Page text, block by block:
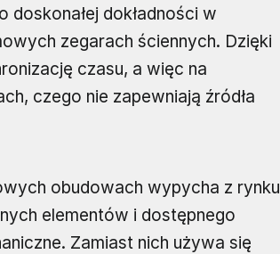
dokładności w
zegarach ściennych. Dzięki
czasu, a więc na
czego nie zapewniają źródła
obudowach wypycha z rynku
elementów i dostępnego
Zamiast nich używa się